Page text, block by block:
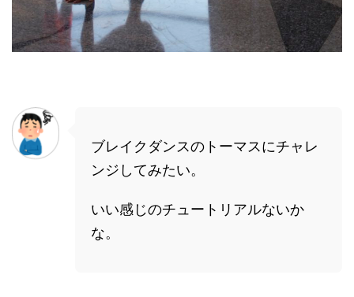
ブレイクダンスのトーマスにチャレ
ンジしてみたい。
いい感じのチュートリアルないか
な。